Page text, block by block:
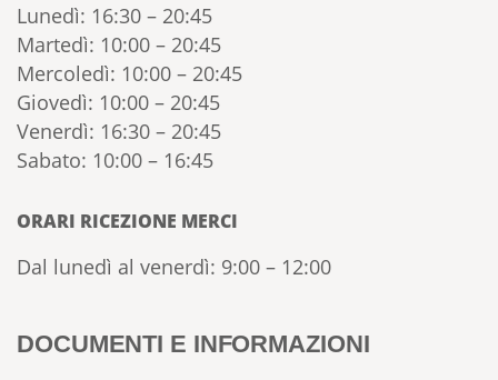
Lunedì: 16:30 – 20:45
Martedì: 10:00 – 20:45
Mercoledì: 10:00 – 20:45
Giovedì: 10:00 – 20:45
Venerdì: 16:30 – 20:45
Sabato: 10:00 – 16:45
ORARI RICEZIONE MERCI
Dal lunedì al venerdì: 9:00 – 12:00
DOCUMENTI E INFORMAZIONI